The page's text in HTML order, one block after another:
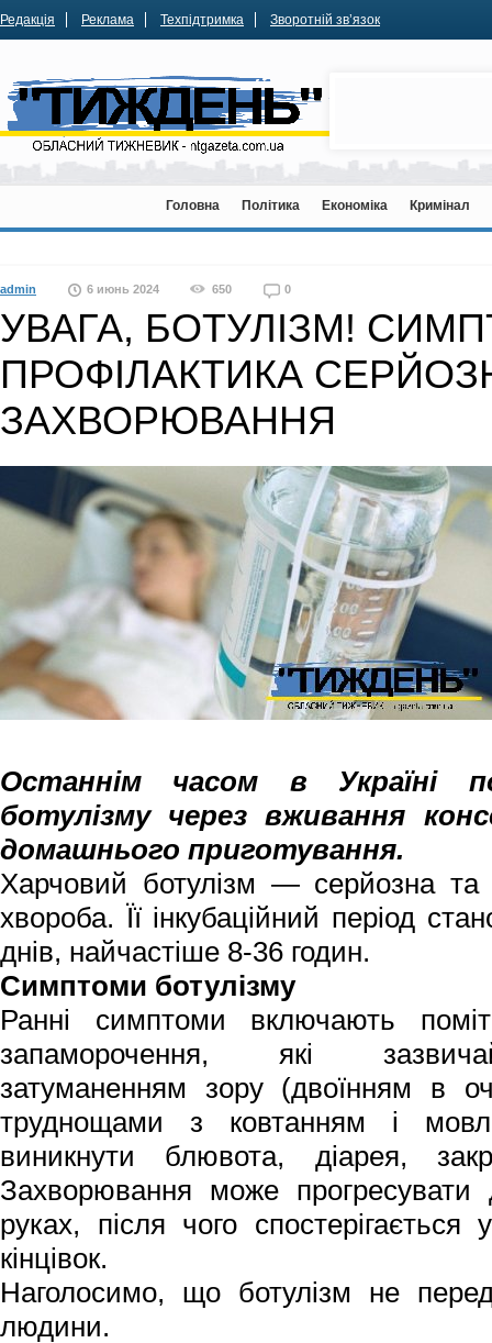
Редакція Реклама Техпідтримка Зворотній зв’язок
Головна Політика Економіка Кримінал
admin 6 июнь 2024 650 0
УВАГА, БОТУЛІЗМ!
ПРОФІЛАКТИКА
ЗАХВОРЮВАННЯ
Останнім часом в Україні
ботулізму через вживання
домашнього приготування.
Харчовий ботулізм — серйозна та
хвороба. Її інкубаційний період
днів, найчастіше 8-36 годин.
Симптоми ботулізму
Ранні симптоми включають
запаморочення, які
затуманенням зору (двоїнням в
труднощами з ковтанням і
виникнути блювота, діарея,
Захворювання може
руках, після чого
кінцівок.
Наголосимо, що ботулізм не
людини.